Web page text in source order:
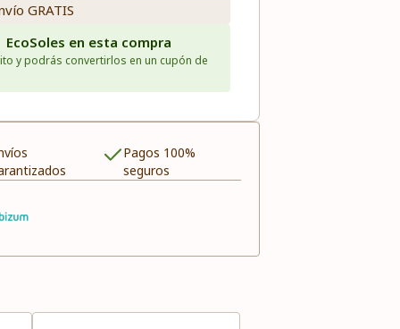
GRATIS
en esta compra
y podrás convertirlos en un cupón de
Pagos 100%
seguros